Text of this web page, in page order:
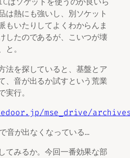
は熱にも強いし、別ソケット
もいたりしてよくわからんま
したのであるが、こいつが壊
。
法を探していると、基盤とア
、音が出るか試すという荒業
実行。
mse_drive/
音が出なくなっている…
てみるか。今回一番効果な部